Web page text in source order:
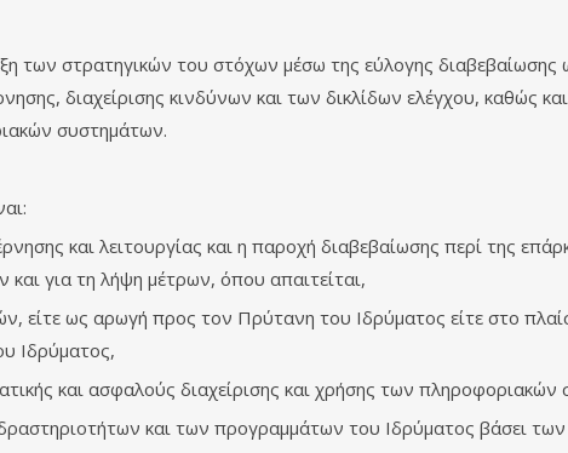
των στρατηγικών του στόχων μέσω της εύλογης
διαχείρισης κινδύνων και των δικλίδων ελέγχου, καθώς
συστημάτων.
και λειτουργίας και η παροχή διαβεβαίωσης περί της
για τη λήψη μέτρων, όπου απαιτείται,
είτε ως αρωγή προς τον Πρύτανη του Ιδρύματος είτε στο
Ιδρύματος,
και ασφαλούς διαχείρισης και χρήσης των πληροφοριακών
και των προγραμμάτων του Ιδρύματος βάσει